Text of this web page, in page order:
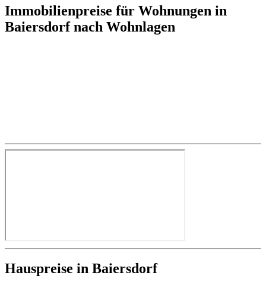
Immobilienpreise für Wohnungen in
Baiersdorf nach Wohnlagen
Hauspreise in Baiersdorf